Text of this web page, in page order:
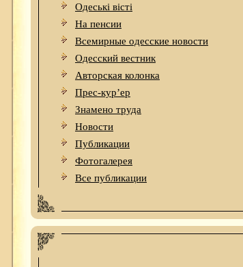
Одеськi вiстi
На пенсии
Всемирные одесские новости
Одесский вестник
Авторская колонка
Прес-кур’ер
Знамено труда
Новости
Публикации
Фотогалерея
Все публикации